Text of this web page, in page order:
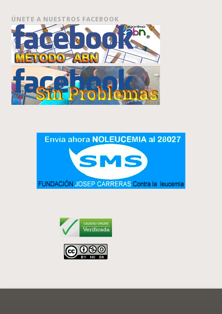
ÚNETE A NUESTROS FACEBOOK